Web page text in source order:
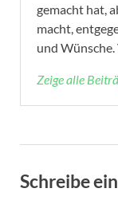
gemacht hat,
macht,
und Wünsche.
Zeige alle
Schreibe